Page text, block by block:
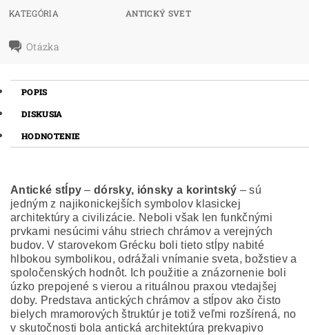
KATEGÓRIA ANTICKÝ SVET
Otázka
POPIS
DISKUSIA
HODNOTENIE
Antické stĺpy –dórsky, iónsky a korintský – sú
jedným z najikonickejších symbolov klasickej
architektúry a civilizácie. Neboli však len funkčnými
prvkami nesúcimi váhu striech chrámov a verejných
budov. V starovekom Grécku boli tieto stĺpy nabité
hlbokou symbolikou, odrážali vnímanie sveta, božstiev a
spoločenských hodnôt. Ich použitie a znázornenie boli
úzko prepojené s vierou a rituálnou praxou vtedajšej
doby. Predstava antických chrámov a stĺpov ako čisto
bielych mramorových štruktúr je totiž veľmi rozšírená, no
v skutočnosti bola antická architektúra prekvapivo